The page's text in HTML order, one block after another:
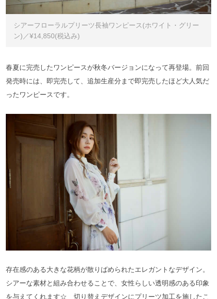
シアーフローラルプリーツ長袖ワンピース(ホワイト・グリー
ン)／¥14,850(税込み)
春夏に完売したワンピースが秋冬バージョンになって再登場。前回
発売時には、即完売して、追加生産分まで即完売したほど大人気だ
ったワンピースです。
存在感のある大きな花柄が散りばめられたエレガントなデザイン。
シアーな素材と組み合わせることで、女性らしい透明感のある印象
を与えてくれます☆ 切り替えデザインにプリーツ加工を施したこ